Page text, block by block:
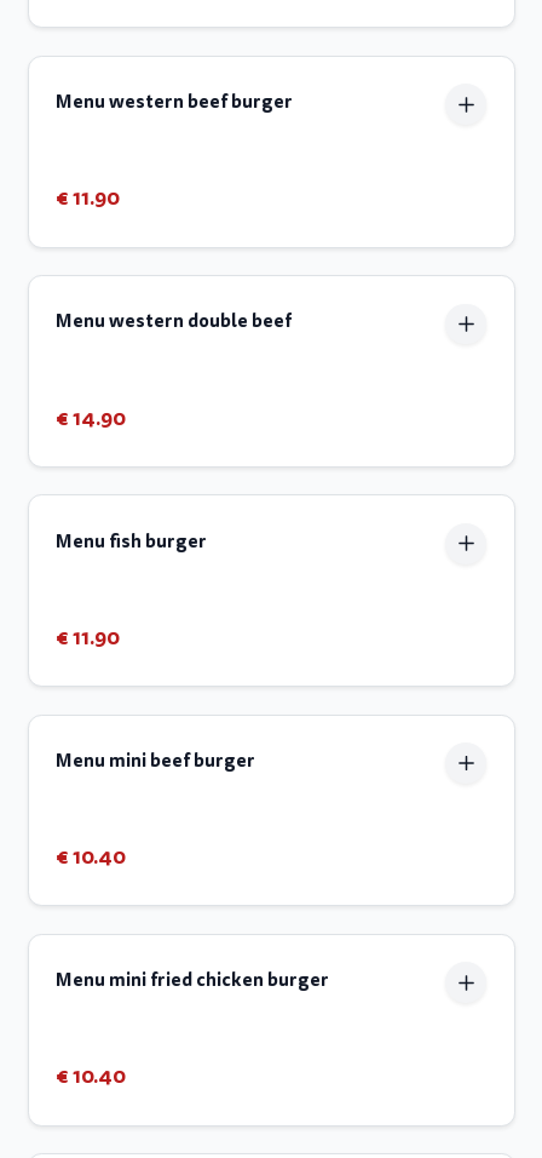
Menu western beef burger
€ 11.90
Menu western double beef
€ 14.90
Menu fish burger
€ 11.90
Menu mini beef burger
€ 10.40
Menu mini fried chicken burger
€ 10.40